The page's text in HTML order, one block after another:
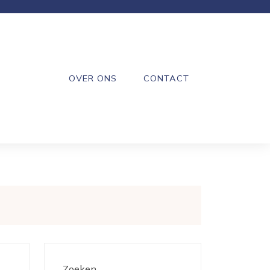
OVER ONS CONTACT